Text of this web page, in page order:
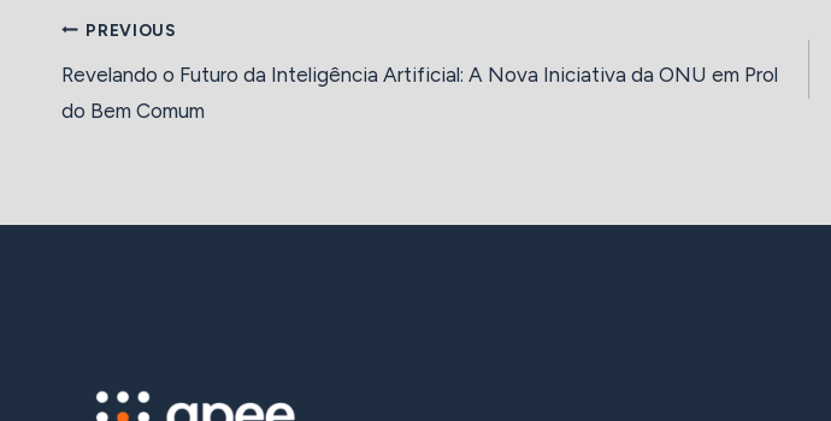
Navegação
de
PREVIOUS
Revelando o Futuro da Inteligência Artificial: A Nova Iniciativa da ONU em Prol
do Bem Comum